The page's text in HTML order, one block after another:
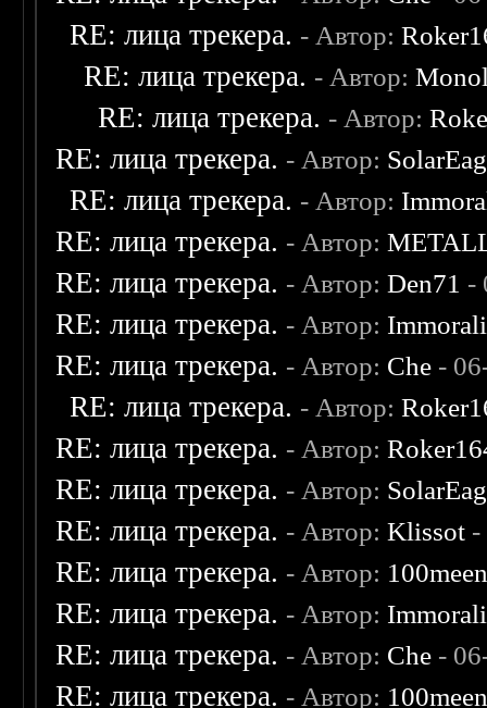
RE: лица трекера. - Автор:
RE: лица трекера. - Автор:
RE: лица трекера. - Автор:
RE: лица трекера. - Автор:
RE: лица трекера. - Автор:
RE: лица трекера. - Автор:
RE: лица трекера. - Автор:Den71 -
RE: лица трекера. - Автор:
RE: лица трекера. - Автор: Che -
RE: лица трекера. - Автор:
RE: лица трекера. - Автор:
RE: лица трекера. - Автор:
RE: лица трекера. - Автор:Klissot -
RE: лица трекера. - Автор:
RE: лица трекера. - Автор:
RE: лица трекера. - Автор: Che -
RE: лица трекера. - Автор: